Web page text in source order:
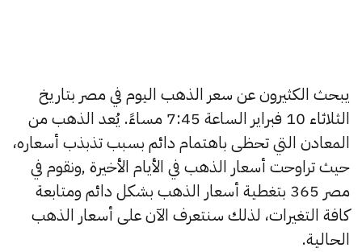
يبحث الكثيرون عن سعر الذهب اليوم في مصر بتاريخ
الثلاثاء 10 فبراير الساعة 7:45 مساءً. يُعد الذهب من
المعادن التي تحظى باهتمام دائم بسبب تذبذب أسعاره،
حيث تراوحت أسعار الذهب في الأيام الأخيرة ,ونقوم في
مصر 365 بتغطية أسعار الذهب بشكل دائم ومتابعة
كافة التغيرات، لذلك سنتعرف الآن على أسعار الذهب
الحالية.